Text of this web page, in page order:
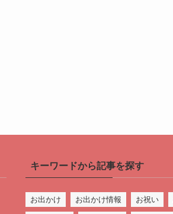
キーワードから記事を探す
お出かけ お出かけ情報 お祝い